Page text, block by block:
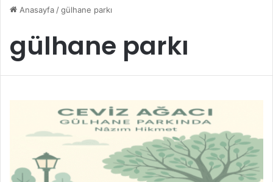
Anasayfa /gülhane parkı
gülhane parkı